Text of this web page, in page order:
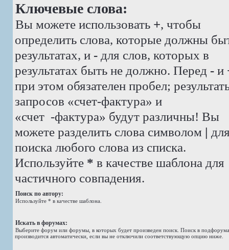
Ключевые слова:
Вы можете использовать +, чтобы
определить слова, которые должны
результатах, и - для слов, которых в
результатах быть не должно. Перед - и
при этом обязателен пробел;
запросов «счет-фактура» и
«счет -фактура» будут различны! Вы
можете разделить слова символом |
поиска любого слова из списка.
Используйте * в качестве шаблона для
частичного совпадения.
Поиск по автору:
Используйте * в качестве шаблона.
Искать в форумах:
Выберите форум или форумы, в которых будет произведен поиск. Поиск в
производится автоматически, если вы не отключили соответствующую опцию ниже.